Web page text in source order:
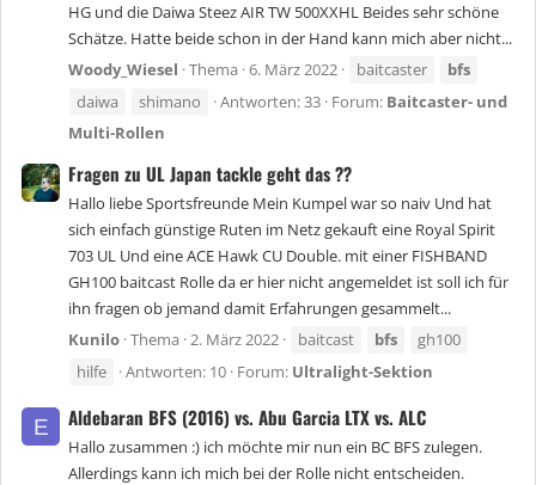
HG und die Daiwa Steez AIR TW 500XXHL Beides sehr schöne
Schätze. Hatte beide schon in der Hand kann mich aber nicht...
Woody_Wiesel Thema 6. März 2022 baitcaster
bfs
daiwa
shimano Antworten: 33 Forum: Baitcaster- und
Multi-Rollen
Fragen zu UL Japan tackle geht das ??
Hallo liebe Sportsfreunde Mein Kumpel war so naiv Und hat
sich einfach günstige Ruten im Netz gekauft eine Royal Spirit
703 UL Und eine ACE Hawk CU Double. mit einer FISHBAND
GH100 baitcast Rolle da er hier nicht angemeldet ist soll ich für
ihn fragen ob jemand damit Erfahrungen gesammelt...
Kunilo Thema 2. März 2022 baitcast bfs
gh100
hilfe
Antworten: 10 Forum: Ultralight-Sektion
E Aldebaran BFS (2016) vs. Abu Garcia LTX vs. ALC
Hallo zusammen :) ich möchte mir nun ein BC BFS zulegen.
Allerdings kann ich mich bei der Rolle nicht entscheiden.